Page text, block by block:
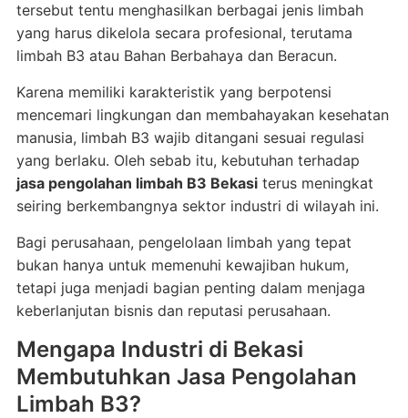
tersebut tentu menghasilkan berbagai jenis limbah
yang harus dikelola secara profesional, terutama
limbah B3 atau Bahan Berbahaya dan Beracun.
Karena memiliki karakteristik yang berpotensi
mencemari lingkungan dan membahayakan kesehatan
manusia, limbah B3 wajib ditangani sesuai regulasi
yang berlaku. Oleh sebab itu, kebutuhan terhadap
jasa pengolahan limbah B3 Bekasiterus meningkat
seiring berkembangnya sektor industri di wilayah ini.
Bagi perusahaan, pengelolaan limbah yang tepat
bukan hanya untuk memenuhi kewajiban hukum,
tetapi juga menjadi bagian penting dalam menjaga
keberlanjutan bisnis dan reputasi perusahaan.
Mengapa Industri di Bekasi
Membutuhkan Jasa Pengolahan
Limbah B3?